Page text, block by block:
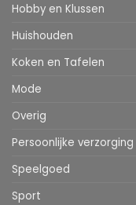
Hobby en Klussen
Huishouden
Koken en Tafelen
Mode
Overig
Persoonlijke verzorging
Speelgoed
Sport